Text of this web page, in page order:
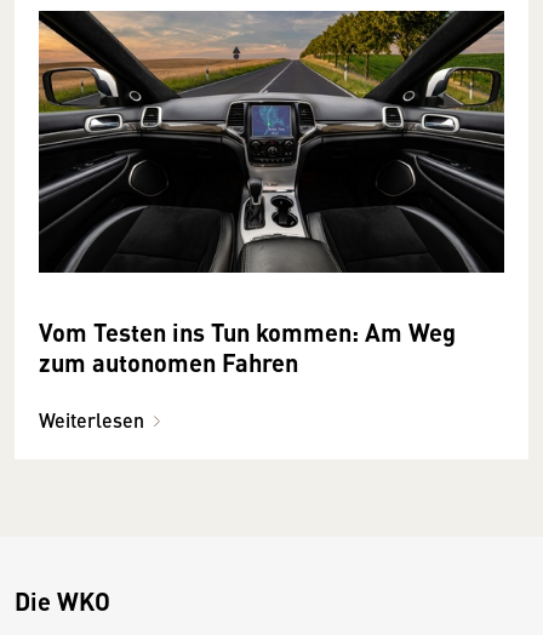
Vom Testen ins Tun kommen: Am Weg
zum autonomen Fahren
Weiterlesen
Die WKO